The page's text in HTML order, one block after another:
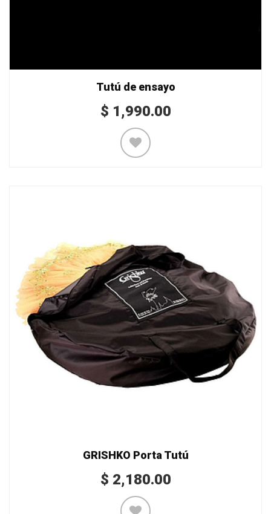
Tutú de ensayo
$ 1,990.00
GRISHKO Porta Tutú
$ 2,180.00